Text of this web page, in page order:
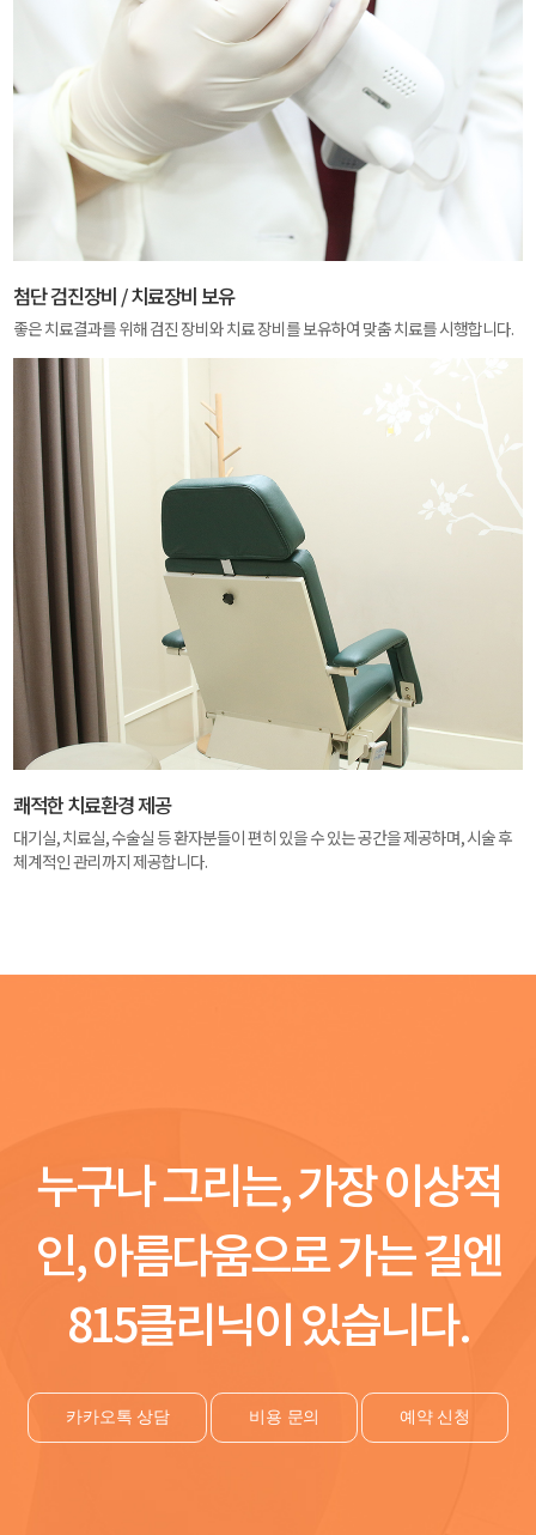
첨단 검진장비 / 치료장비 보유
좋은 치료결과를 위해 검진 장비와 치료 장비를 보유하여 맞춤 치료를 시행합니다.
쾌적한 치료환경 제공
대기실, 치료실, 수술실 등 환자분들이 편히 있을 수 있는 공간을 제공하며, 시술 후
체계적인 관리까지 제공합니다.
누구나 그리는, 가장 이상적
인, 아름다움으로 가는 길엔
815클리닉이 있습니다.
카카오톡 상담 비용 문의 예약 신청